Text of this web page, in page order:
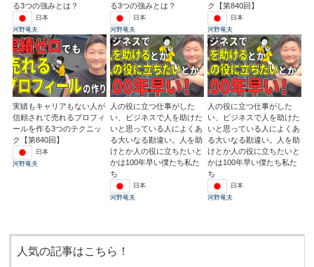
る3つの強みとは？
日本
河野竜夫
る3つの強みとは？
日本
河野竜夫
ク【第840回】
日本
河野竜夫
実績もキャリアもない人が
信頼されて売れるプロフィ
ールを作る3つのテクニッ
ク【第840回】
日本
河野竜夫
人の役に立つ仕事がした
い、ビジネスで人を助けた
いと思っている人によくあ
る大いなる勘違い。人を助
けとか人の役に立ちたいと
かは100年早い僕たち私た
ち
日本
河野竜夫
人の役に立つ仕事がした
い、ビジネスで人を助けた
いと思っている人によくあ
る大いなる勘違い。人を助
けとか人の役に立ちたいと
かは100年早い僕たち私た
ち
日本
河野竜夫
人気の記事はこちら！